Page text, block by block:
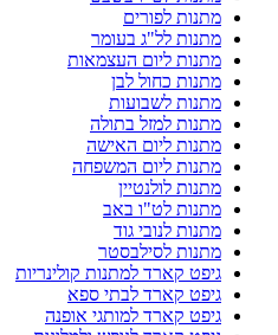
מתנות לפורים
מתנות לל"ג בעומר
מתנות ליום העצמאות
מתנות כחול לבן
מתנות לשבועות
מתנות למזל בתולה
מתנות ליום האישה
מתנות ליום המשפחה
מתנות לולנטיין
מתנות לט"ו באב
מתנות לנובי גוד
מתנות לסילבסטר
גיפט קארד למתנות קולינריות
גיפט קארד לבתי ספא
גיפט קארד למותגי אופנה